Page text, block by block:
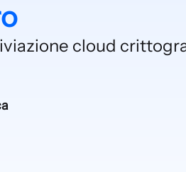
cloud